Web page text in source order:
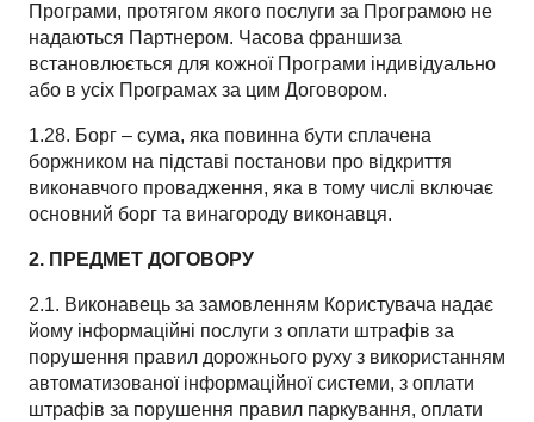
Програми, протягом якого послуги за Програмою не
надаються Партнером. Часова франшиза
встановлюється для кожної Програми індивідуально
або в усіх Програмах за цим Договором.
1.28. Борг – сума, яка повинна бути сплачена
боржником на підставі постанови про відкриття
виконавчого провадження, яка в тому числі включає
основний борг та винагороду виконавця.
2. ПРЕДМЕТ ДОГОВОРУ
2.1. Виконавець за замовленням Користувача надає
йому інформаційні послуги з оплати штрафів за
порушення правил дорожнього руху з використанням
автоматизованої інформаційної системи, з оплати
штрафів за порушення правил паркування, оплати